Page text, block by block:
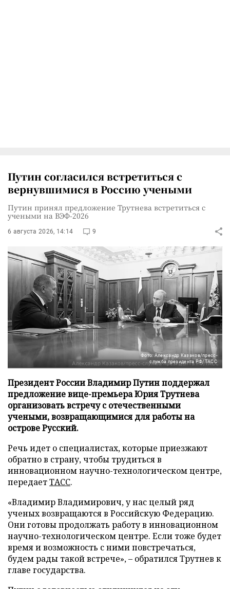
Путин согласился встретиться с
вернувшимися в Россию учеными
Путин принял предложение Трутнева встретиться с
учеными на ВЭФ-2026
6 августа 2026, 14:14 9
Фото: Александр Казаков/пресс-
служба президента РФ/ТАСС
Президент России Владимир Путин поддержал
предложение вице-премьера Юрия Трутнева
организовать встречу с отечественными
учеными, возвращающимися для работы на
острове Русский.
Речь идет о специалистах, которые приезжают
обратно в страну, чтобы трудиться в
инновационном научно-технологическом центре,
передаетТАСС.
«Владимир Владимирович, у нас целый ряд
ученых возвращаются в Российскую Федерацию.
Они готовы продолжать работу в инновационном
научно-технологическом центре. Если тоже будет
время и возможность с ними повстречаться,
будем рады такой встрече», – обратился Трутнев к
главе государства.